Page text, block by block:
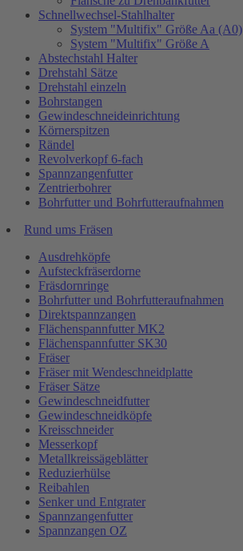
Schnellwechsel-Stahlhalter
System "Multifix" Größe Aa (A0)
System "Multifix" Größe A
Abstechstahl Halter
Drehstahl Sätze
Drehstahl einzeln
Bohrstangen
Gewindeschneideinrichtung
Körnerspitzen
Rändel
Revolverkopf 6-fach
Spannzangenfutter
Zentrierbohrer
Bohrfutter und Bohrfutteraufnahmen
Rund ums Fräsen
Ausdrehköpfe
Aufsteckfräserdorne
Fräsdornringe
Bohrfutter und Bohrfutteraufnahmen
Direktspannzangen
Flächenspannfutter MK2
Flächenspannfutter SK30
Fräser
Fräser mit Wendeschneidplatte
Fräser Sätze
Gewindeschneidfutter
Gewindeschneidköpfe
Kreisschneider
Messerkopf
Metallkreissägeblätter
Reduzierhülse
Reibahlen
Senker und Entgrater
Spannzangenfutter
Spannzangen OZ